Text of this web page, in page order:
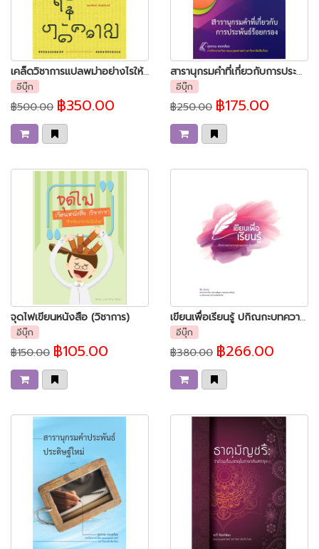
เคล็ดวิชาการแปลพม่าอย่างไรให้ได้ความ
อีบุ๊ก
฿500.00 ฿350.00
สารานุกรมคำที่เกี่ยวกับการประพันธ์ร้อยกรอง
อีบุ๊ก
฿250.00 ฿175.00
จุดไฟเขียนหนังสือ (วิชาการ)
อีบุ๊ก
฿150.00 ฿105.00
เขียนเพื่อเรียนรู้ ปกิณกะบทความภาษาและวรรณกรรมเพื่อการศึกษา
อีบุ๊ก
฿380.00 ฿266.00